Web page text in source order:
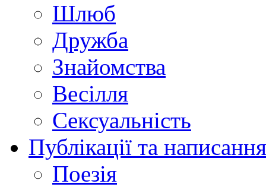
Шлюб
Дружба
Знайомства
Весілля
Сексуальність
Публікації та
Поезія